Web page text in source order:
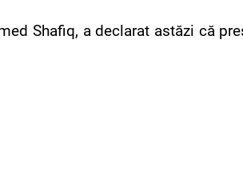
Shafiq, a declarat astăzi că